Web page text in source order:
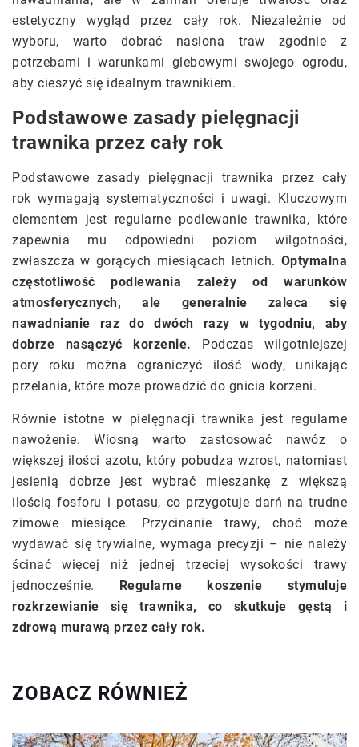
estetyczny wygląd przez cały rok. Niezależnie od
wyboru, warto dobrać nasiona traw zgodnie z
potrzebami i warunkami glebowymi swojego ogrodu,
aby cieszyć się idealnym trawnikiem.
Podstawowe zasady pielęgnacji
trawnika przez cały rok
Podstawowe zasady pielęgnacji trawnika przez cały
rok wymagają systematyczności i uwagi. Kluczowym
elementem jest regularne podlewanie trawnika, które
zapewnia mu odpowiedni poziom wilgotności,
zwłaszcza w gorących miesiącach letnich. Optymalna
częstotliwość podlewania zależy od warunków
atmosferycznych, ale generalnie zaleca się
nawadnianie raz do dwóch razy w tygodniu, aby
dobrze nasączyć korzenie. Podczas wilgotniejszej
pory roku można ograniczyć ilość wody, unikając
przelania, które może prowadzić do gnicia korzeni.
Równie istotne w pielęgnacji trawnika jest regularne
nawożenie. Wiosną warto zastosować nawóz o
większej ilości azotu, który pobudza wzrost, natomiast
jesienią dobrze jest wybrać mieszankę z większą
ilością fosforu i potasu, co przygotuje darń na trudne
zimowe miesiące. Przycinanie trawy, choć może
wydawać się trywialne, wymaga precyzji – nie należy
ścinać więcej niż jednej trzeciej wysokości trawy
jednocześnie.
Regularne koszenie stymuluje
rozkrzewianie się trawnika, co skutkuje gęstą i
zdrową murawą przez cały rok.
ZOBACZ RÓWNIEŻ